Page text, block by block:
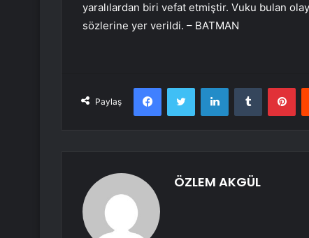
yaralılardan biri vefat etmiştir. Vuku bulan
sözlerine yer verildi. – BATMAN
Paylaş
FacebookTwitter LinkedInTumblr
ÖZLEM AKGÜL